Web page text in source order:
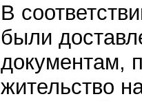
В
были
документам,
жительство